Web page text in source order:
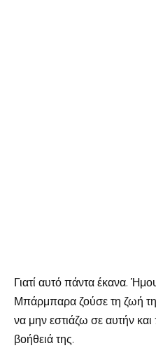
Γιατί αυτό πάντα έκανα.
Μπάρμπαρα ζούσε τη ζωή
να μην εστιάζω σε αυτήν
βοήθειά της.